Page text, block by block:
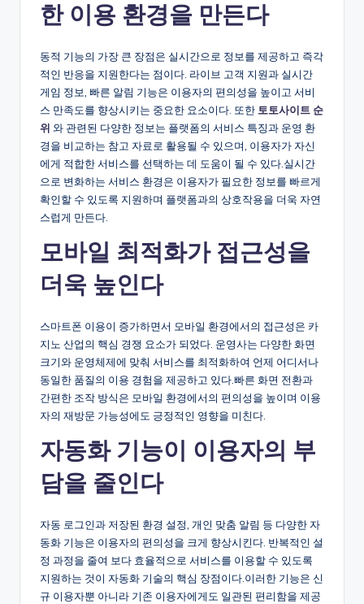
한 이용 환경을 만든다
동적 기능의 가장 큰 장점은 실시간으로 정보를 제공하고 즉각
적인 반응을 지원한다는 점이다. 라이브 고객 지원과 실시간
게임 정보, 빠른 알림 기능은 이용자의 편의성을 높이고 서비
스 만족도를 향상시키는 중요한 요소이다. 또한 토토사이트 순
위 와 관련된 다양한 정보는 플랫폼의 서비스 특징과 운영 환
경을 비교하는 참고 자료로 활용될 수 있으며, 이용자가 자신
에게 적합한 서비스를 선택하는 데 도움이 될 수 있다.실시간
으로 변화하는 서비스 환경은 이용자가 필요한 정보를 빠르게
확인할 수 있도록 지원하며 플랫폼과의 상호작용을 더욱 자연
스럽게 만든다.
모바일 최적화가 접근성을
더욱 높인다
스마트폰 이용이 증가하면서 모바일 환경에서의 접근성은 카
지노 산업의 핵심 경쟁 요소가 되었다. 운영사는 다양한 화면
크기와 운영체제에 맞춰 서비스를 최적화하여 언제 어디서나
동일한 품질의 이용 경험을 제공하고 있다.빠른 화면 전환과
간편한 조작 방식은 모바일 환경에서의 편의성을 높이며 이용
자의 재방문 가능성에도 긍정적인 영향을 미친다.
자동화 기능이 이용자의 부
담을 줄인다
자동 로그인과 저장된 환경 설정, 개인 맞춤 알림 등 다양한 자
동화 기능은 이용자의 편의성을 크게 향상시킨다. 반복적인 설
정 과정을 줄여 보다 효율적으로 서비스를 이용할 수 있도록
지원하는 것이 자동화 기술의 핵심 장점이다.이러한 기능은 신
규 이용자뿐 아니라 기존 이용자에게도 일관된 편리함을 제공